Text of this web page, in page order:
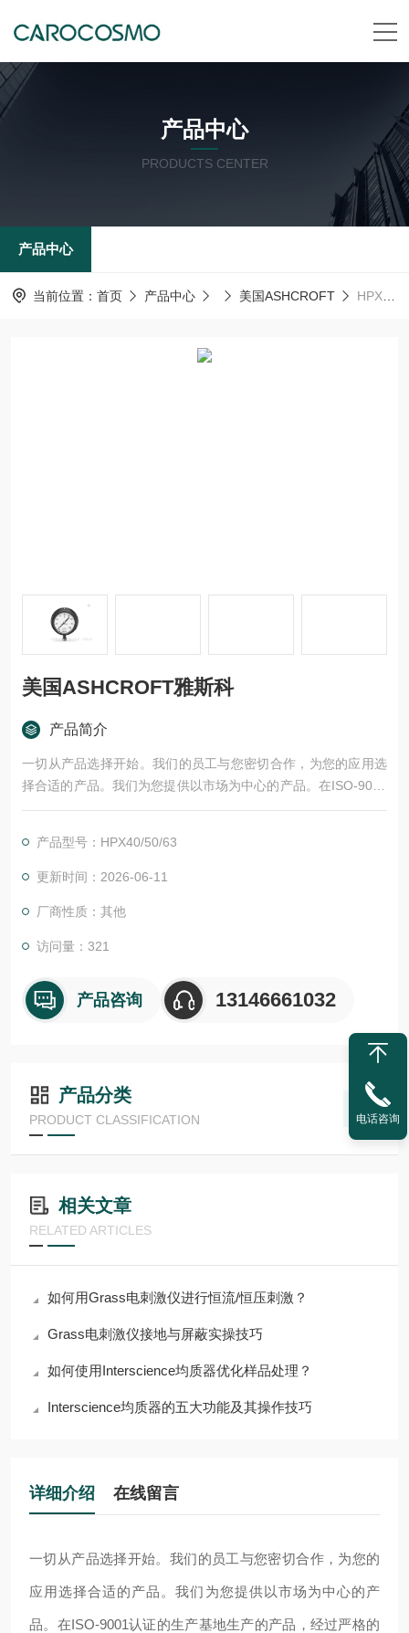
产品中心
PRODUCTS CENTER
产品中心
当前位置： 首页 产品中心 美国ASHCROFT HPX40/50/63美国ASHCROFT雅斯科
美国ASHCROFT雅斯科
产品简介
一切从产品选择开始。我们的员工与您密切合作，为您的应用选
择合适的产品。我们为您提供以市场为中心的产品。在ISO-9001
认证的生产基地生产的产品，经过严格的测试和批准程序的验
您提供帮助。我们还为您提供工具来*您的项目:
尾流频率计算器 （WFC）美国ASHCROFT雅斯科
产品型号：HPX40/50/63
更新时间：2026-06-11
厂商性质：其他
访问量：321
产品咨询 13146661032
产品分类
PRODUCT CLASSIFICATION
相关文章
RELATED ARTICLES
如何用Grass电刺激仪进行恒流/恒压刺激？
Grass电刺激仪接地与屏蔽实操技巧
如何使用Interscience均质器优化样品处理？
Interscience均质器的五大功能及其操作技巧
详细介绍 在线留言
一切从产品选择开始。我们的员工与您密切合作，为您的
应用选择合适的产品。我们为您提供以市场为中心的产
品。在ISO-9001认证的生产基地生产的产品，经过严格的
电话咨询